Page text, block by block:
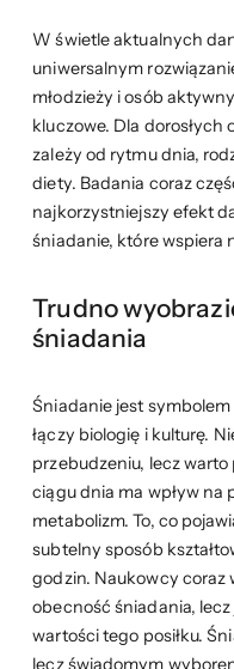
W świetle aktualnych
uniwersalnym
młodzieży i osób
kluczowe. Dla dorosłych
zależy od rytmu dnia,
diety. Badania coraz
najkorzystniejszy efekt
śniadanie, które wspiera
Trudno
śniadania
Śniadanie jest
łączy biologię i kulturę.
przebudzeniu, lecz warto
ciągu dnia ma wpływ na
metabolizm. To, co
subtelny sposób
godzin. Naukowcy coraz
obecność śniadania,
wartości tego posiłku.
lecz świadomym